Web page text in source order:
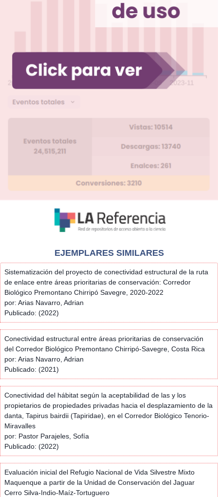
EJEMPLARES SIMILARES
Sistematización del proyecto de conectividad estructural de la ruta
de enlace entre áreas prioritarias de conservación: Corredor
Biológico Premontano Chirripó Savegre, 2020-2022
por: Arias Navarro, Adrian
Publicado: (2022)
Conectividad estructural entre áreas prioritarias de conservación
del Corredor Biológico Premontano Chirripó-Savegre, Costa Rica
por: Arias Navarro, Adrian
Publicado: (2021)
Conectividad del hábitat según la aceptabilidad de las y los
propietarios de propiedades privadas hacia el desplazamiento de la
danta, Tapirus bairdii (Tapiridae), en el Corredor Biológico Tenorio-
Miravalles
por: Pastor Parajeles, Sofía
Publicado: (2022)
Evaluación inicial del Refugio Nacional de Vida Silvestre Mixto
Maquenque a partir de la Unidad de Conservación del Jaguar
Cerro Silva-Indio-Maíz-Tortuguero